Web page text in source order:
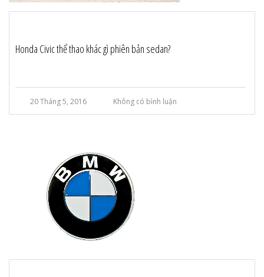
Honda Civic thể thao khác gì phiên bản sedan?
20 Tháng 5, 2016 Không có bình luận